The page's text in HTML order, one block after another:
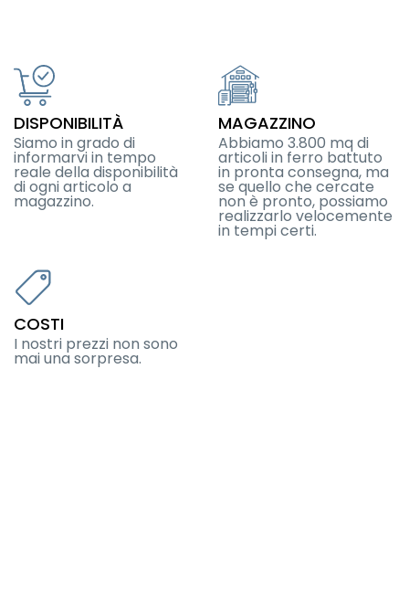
DISPONIBILITÀ
Siamo in grado di
informarvi in tempo
reale della disponibilità
di ogni articolo a
magazzino.
MAGAZZINO
Abbiamo 3.800 mq di
articoli in ferro battuto
in pronta consegna, ma
se quello che cercate
non è pronto, possiamo
realizzarlo velocemente
in tempi certi.
COSTI
I nostri prezzi non sono
mai una sorpresa.